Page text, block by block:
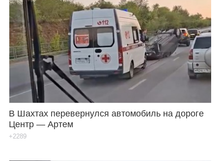
В Шахтах перевернулся автомобиль на дороге
Центр — Артем
+2289